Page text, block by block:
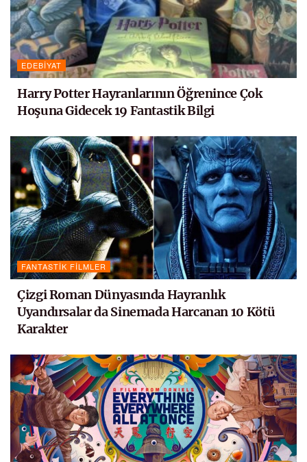
EDEBIYAT
Harry Potter Hayranlarının Öğrenince Çok
Hoşuna Gidecek 19 Fantastik Bilgi
FANTASTIK FILMLER
Çizgi Roman Dünyasında Hayranlık
Uyandırsalar da Sinemada Harcanan 10 Kötü
Karakter